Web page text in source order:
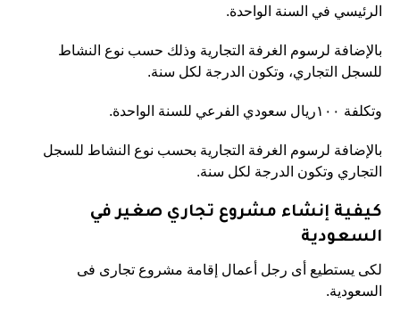
الرئيسي في السنة الواحدة.
بالإضافة لرسوم الغرفة التجارية وذلك حسب نوع النشاط
للسجل التجاري، وتكون الدرجة لكل سنة.
وتكلفة ١٠٠ريال سعودي الفرعي للسنة الواحدة.
بالإضافة لرسوم الغرفة التجارية بحسب نوع النشاط للسجل
التجاري وتكون الدرجة لكل سنة.
كيفية إنشاء مشروع تجاري صغير في
السعودية
لكى يستطيع أى رجل أعمال إقامة مشروع تجارى فى
السعودية.